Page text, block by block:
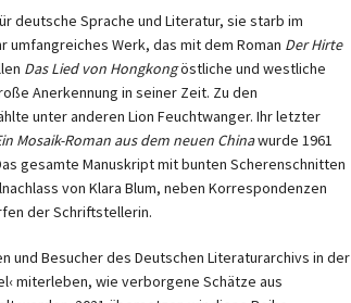
deutsche Sprache und Literatur, sie starb im
umfangreiches Werk, das mit dem Roman Der Hirte
Das Lied von Hongkongöstliche und westliche
Anerkennung in seiner Zeit. Zu den
unter anderen Lion Feuchtwanger. Ihr letzter
Mosaik-Roman aus dem neuen Chinawurde 1961
gesamte Manuskript mit bunten Scherenschnitten
von Klara Blum, neben Korrespondenzen
der Schriftstellerin.
und Besucher des Deutschen Literaturarchivs in der
miterleben, wie verborgene Schätze aus